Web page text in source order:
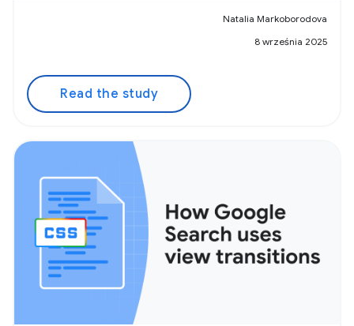
Natalia Markoborodova
8 września 2025
Read the study